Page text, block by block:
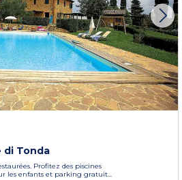
di Tonda
Profitez des piscines
les enfants et parking gratuit...